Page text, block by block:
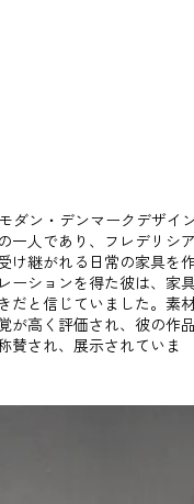
ダン・デンマークデザイ
一人であり、フレデリシ
け継がれる日常の家具を
ーションを得た彼は、家
だと信じていました。素
が高く評価され、彼の作
賛され、展示されていま